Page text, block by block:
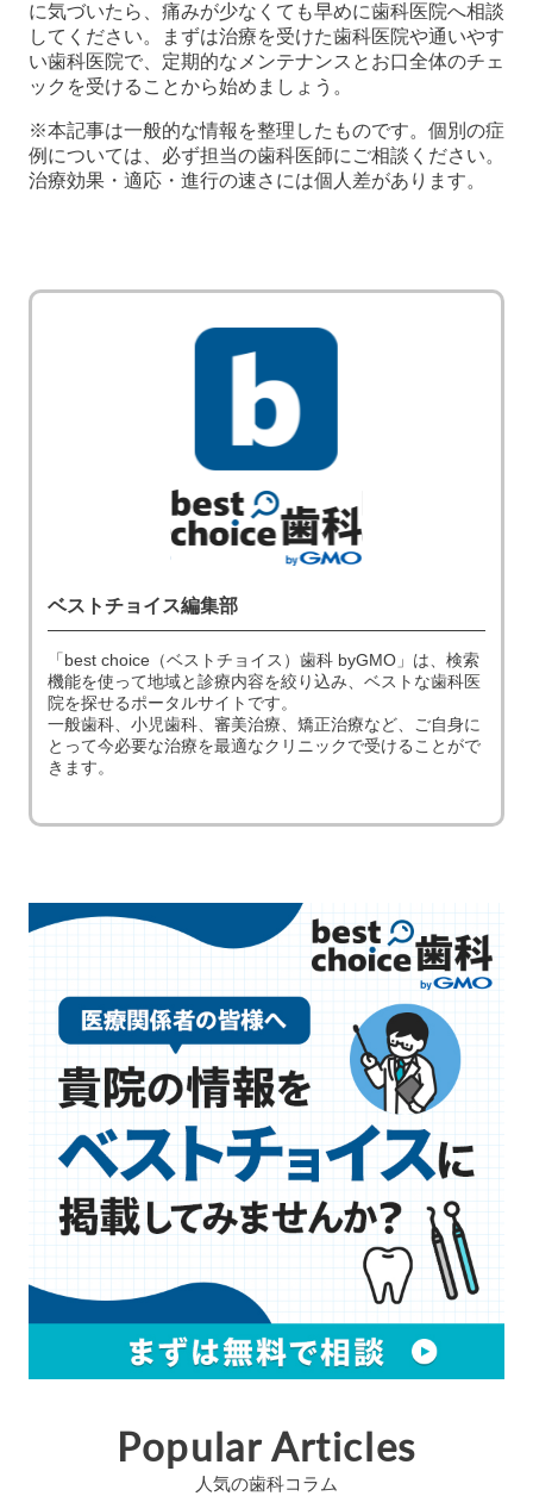
に気づいたら、痛みが少なくても早めに歯科医院へ相談
してください。まずは治療を受けた歯科医院や通いやす
い歯科医院で、定期的なメンテナンスとお口全体のチェ
ックを受けることから始めましょう。
※本記事は一般的な情報を整理したものです。個別の症
例については、必ず担当の歯科医師にご相談ください。
治療効果・適応・進行の速さには個人差があります。
ベストチョイス編集部
「best choice（ベストチョイス）歯科 byGMO」は、検索
機能を使って地域と診療内容を絞り込み、ベストな歯科医
院を探せるポータルサイトです。
一般歯科、小児歯科、審美治療、矯正治療など、ご自身に
とって今必要な治療を最適なクリニックで受けることがで
きます。
Popular Articles
人気の歯科コラム